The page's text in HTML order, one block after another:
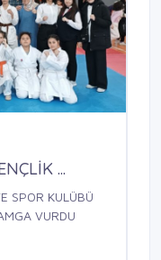
...
SPOR KULÜBÜ
VURDU